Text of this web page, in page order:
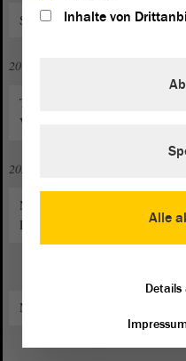
Stadtrat der Einheitsgemeinde
2019 bis 2024
Trink- und
Verbandsversammlung
2020
Mitglied im
Forsten
Mitglied im
Inhalte von
Alle
Details